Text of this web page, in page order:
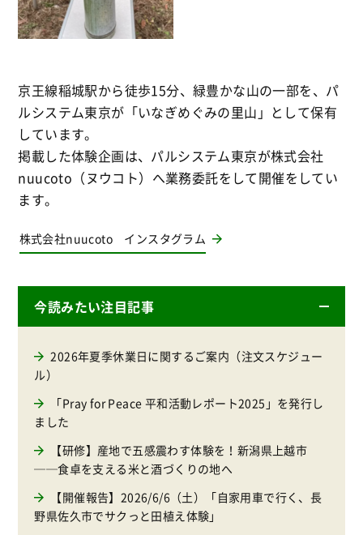
京王線稲城駅から徒歩15分、緑豊かな山の一部を、パ
ルシステム東京が「いなぎめぐみの里山」として保有
しています。
掲載した体験企画は、パルシステム東京が株式会社
nuucoto（ヌウコト）へ業務委託をして開催をしてい
ます。
株式会社nuucoto インスタグラム
今読みたい注目記事
2026年夏季休業日に関するご案内（注文スケジュー
ル）
「Pray for Peace 平和活動レポート2025」を発行し
ました
【研修】産地で五感震わす体験を！新潟県上越市
──食卓を支える米と酒づくりの地へ
【開催報告】2026/6/6（土）「自家用車で行く、長
野県佐久市でサクっと田植え体験」